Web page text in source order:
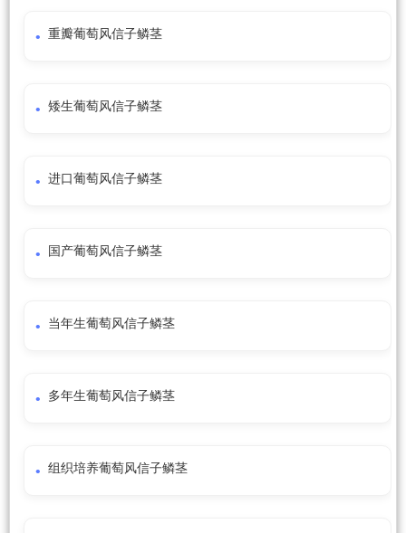
重瓣葡萄风信子鳞茎
矮生葡萄风信子鳞茎
进口葡萄风信子鳞茎
国产葡萄风信子鳞茎
当年生葡萄风信子鳞茎
多年生葡萄风信子鳞茎
组织培养葡萄风信子鳞茎